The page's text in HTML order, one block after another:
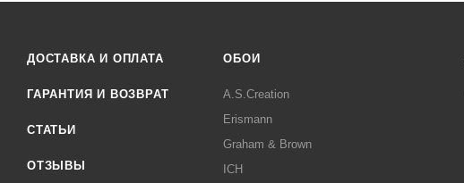
ДОСТАВКА И ОПЛАТА
ГАРАНТИЯ И ВОЗВРАТ
СТАТЬИ
ОТЗЫВЫ
ОБОИ
A.S.Creation
Erismann
Graham & Brown
ICH